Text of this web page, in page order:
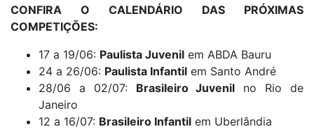
CONFIRA O CALENDÁRIO DAS PRÓXIMAS
COMPETIÇÕES:
17 a 19/06: Paulista Juvenil em ABDA Bauru
24 a 26/06: Paulista Infantil em Santo André
28/06 a 02/07: Brasileiro Juvenil no Rio de
Janeiro
12 a 16/07: Brasileiro Infantil em Uberlândia